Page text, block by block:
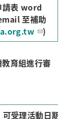
請表 word
至補助
)
育組進行審
可受理活動日期